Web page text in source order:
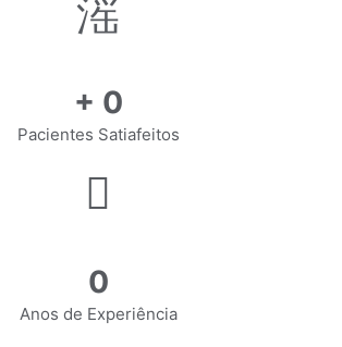
+ 0
Pacientes Satiafeitos
0
Anos de Experiência